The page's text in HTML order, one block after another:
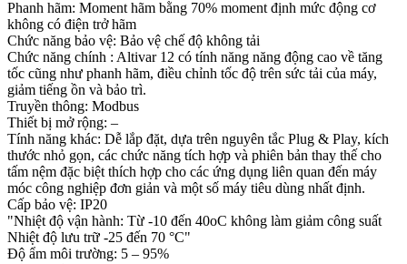
Phanh hãm: Moment hãm bằng 70% moment định mức động cơ
không có điện trở hãm
Chức năng bảo vệ: Bảo vệ chế độ không tải
Chức năng chính : Altivar 12 có tính năng năng động cao về tăng
tốc cũng như phanh hãm, điều chỉnh tốc độ trên sức tải của máy,
giảm tiếng ồn và bảo trì.
Truyền thông: Modbus
Thiết bị mở rộng: –
Tính năng khác: Dễ lắp đặt, dựa trên nguyên tắc Plug & Play, kích
thước nhỏ gọn, các chức năng tích hợp và phiên bản thay thế cho
tấm nệm đặc biệt thích hợp cho các ứng dụng liên quan đến máy
móc công nghiệp đơn giản và một số máy tiêu dùng nhất định.
Cấp bảo vệ: IP20
"Nhiệt độ vận hành: Từ -10 đến 40oC không làm giảm công suất
Nhiệt độ lưu trữ -25 đến 70 °C"
Độ ẩm môi trường: 5 – 95%